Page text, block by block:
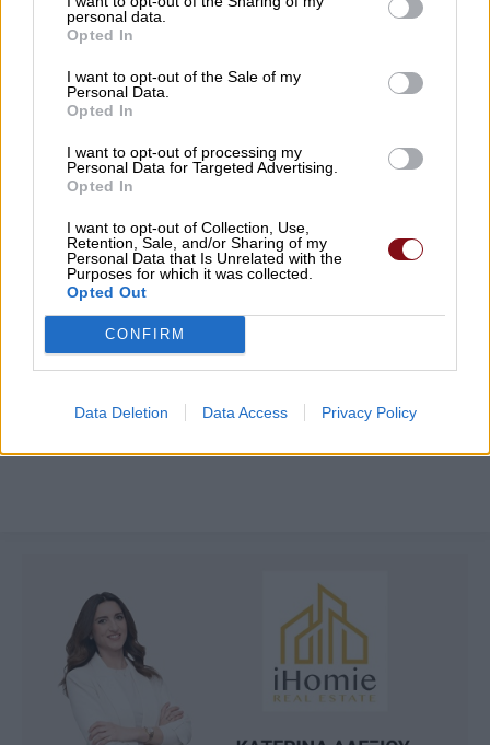
personal data.
Opted In
I want to opt-out of the Sale of my
Personal Data.
Opted In
I want to opt-out of processing my
Personal Data for Targeted Advertising.
Opted In
I want to opt-out of Collection, Use,
Retention, Sale, and/or Sharing of my
Personal Data that Is Unrelated with the
Purposes for which it was collected.
Opted Out
CONFIRM
Data Deletion Data Access Privacy Policy
09/08/2026 , 10:41
Λάμπρος Ζάρρας: Οι αγρότες χρειάζονται
έργα, όχι επικοινωνιακούς
09/08/2026 , 10:17
Τροχαίο με τραυματίες αστυνομικούς –
Εκσφενδονίστηκαν από τη μοτοσικλέτα
09/08/2026 , 10:14